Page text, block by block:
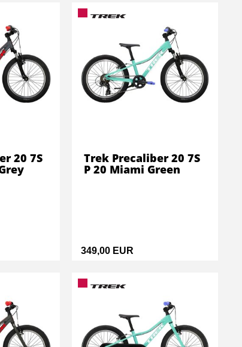
20 7S
349,00 EUR
Trek Precaliber 20 7S
P 20 Miami Green